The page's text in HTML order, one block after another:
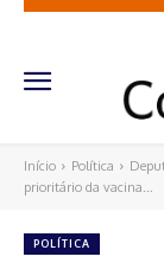
Início Política
prioritário da vacina...
POLÍTICA